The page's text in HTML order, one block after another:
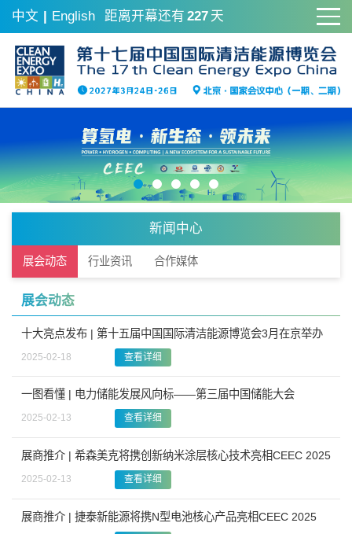
中文 | English 距离开幕还有 227 天
新闻中心
展会动态 行业资讯 合作媒体
展会动态
十大亮点发布 | 第十五届中国国际清洁能源博览会3月在京举办
2025-02-18 查看详细
一图看懂 | 电力储能发展风向标——第三届中国储能大会
2025-02-13 查看详细
展商推介 | 希森美克将携创新纳米涂层核心技术亮相CEEC 2025
2025-02-13 查看详细
展商推介 | 捷泰新能源将携N型电池核心产品亮相CEEC 2025